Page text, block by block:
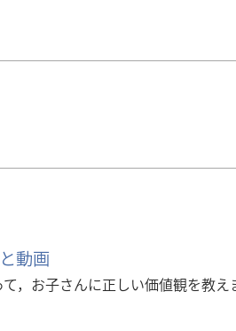
動画
，お子さんに正しい価値観を教え